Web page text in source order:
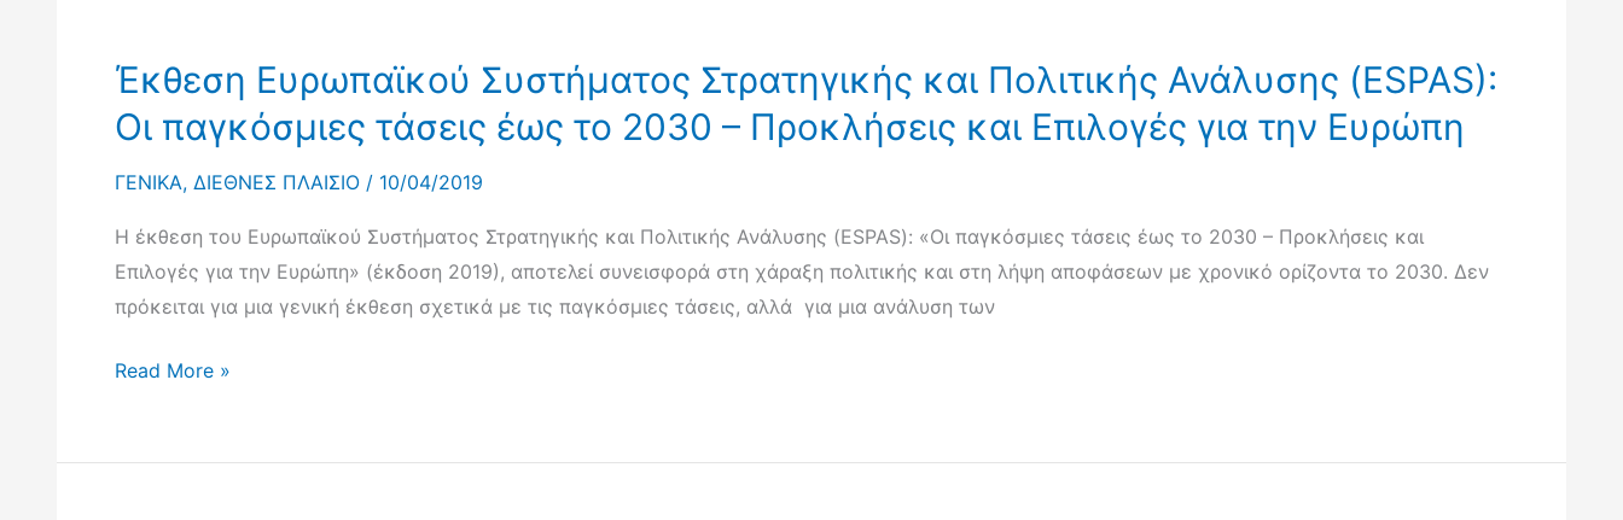
19
(12
2020)
Ατζέντα
2030
Έκδοση
Έκθεση Ευρωπαϊκού Συστήματος Στρατηγικής και Πολιτικής Ανάλυσης (ESPAS):
Οι παγκόσμιες τάσεις έως το 2030 – Προκλήσεις και Επιλογές για την Ευρώπη
ΓΕΝΙΚΑ, ΔΙΕΘΝΕΣ ΠΛΑΙΣΙΟ / 10/04/2019
Η έκθεση του Ευρωπαϊκού Συστήματος Στρατηγικής και Πολιτικής Ανάλυσης (ESPAS): «Οι παγκόσμιες τάσεις έως το 2030 – Προκλήσεις και
Επιλογές για την Ευρώπη» (έκδοση 2019), αποτελεί συνεισφορά στη χάραξη πολιτικής και στη λήψη αποφάσεων με χρονικό ορίζοντα το 2030. Δεν
πρόκειται για μια γενική έκθεση σχετικά με τις παγκόσμιες τάσεις, αλλά για μια ανάλυση των
Έκθεση
Read More »